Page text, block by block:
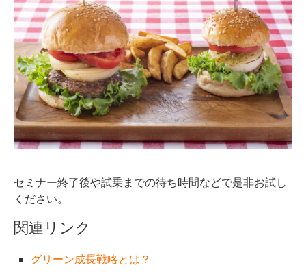
セミナー終了後や試乗までの待ち時間などで是非お試し
ください。
関連リンク
グリーン成長戦略とは？